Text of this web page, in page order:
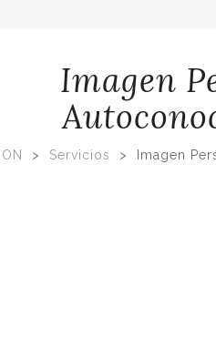
Imagen
> Servicios > Imagen